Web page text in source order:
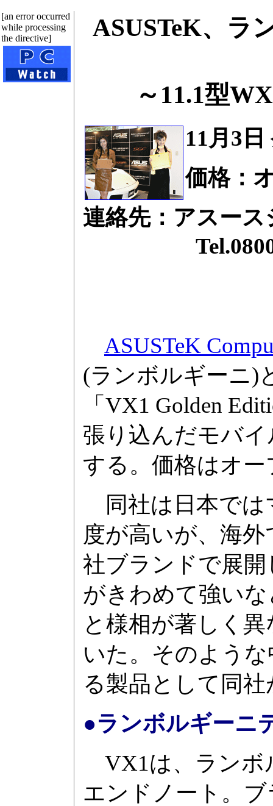
[an error occurred
while processing
the directive]
ASUSTeK、ラ
～11.1型
11月3日
価格：
連絡先：アスー
Tel.0800-
ASUSTeK
(ランボルギーニ)
「VX1 Golden
張り込んだモバイ
する。価格はオ
同社は日本では
度が高いが、海
社ブランドで展
がきわめて強い
と様相が著しく
いた。そのよう
る製品として同
●ランボルギーニ
VX1は、ランボ
エンドノート。